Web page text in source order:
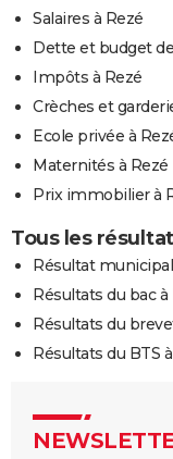
Salaires à Rezé
Dette et budget
Impôts à Rezé
Crèches et
Ecole privée à
Maternités à Rezé
Prix immobilier à
Tous les
Résultat
Résultats du bac à
Résultats du
Résultats du BTS